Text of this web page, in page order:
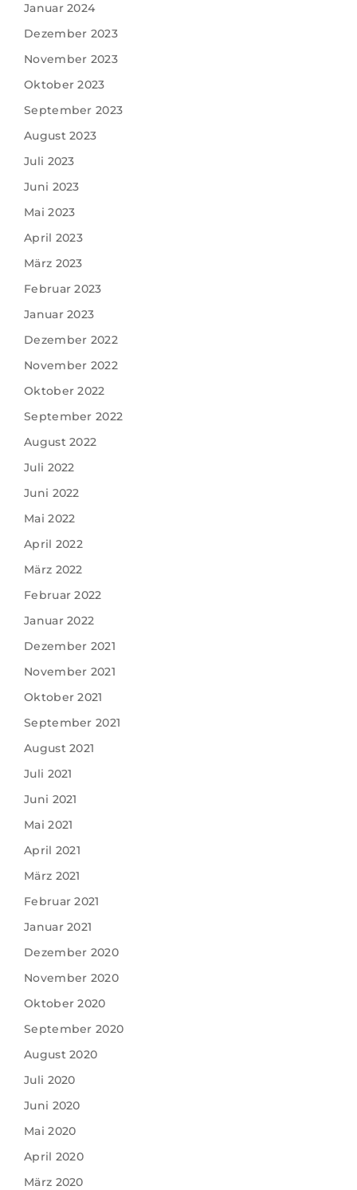
Januar 2024
Dezember 2023
November 2023
Oktober 2023
September 2023
August 2023
Juli 2023
Juni 2023
Mai 2023
April 2023
März 2023
Februar 2023
Januar 2023
Dezember 2022
November 2022
Oktober 2022
September 2022
August 2022
Juli 2022
Juni 2022
Mai 2022
April 2022
März 2022
Februar 2022
Januar 2022
Dezember 2021
November 2021
Oktober 2021
September 2021
August 2021
Juli 2021
Juni 2021
Mai 2021
April 2021
März 2021
Februar 2021
Januar 2021
Dezember 2020
November 2020
Oktober 2020
September 2020
August 2020
Juli 2020
Juni 2020
Mai 2020
April 2020
März 2020